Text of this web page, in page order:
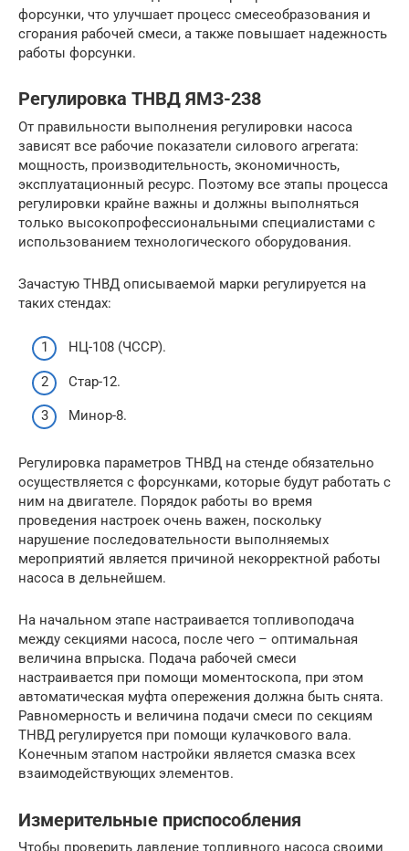
форсунки, что улучшает процесс смесе­образования и
сгорания рабочей смеси, а также повышает надежность
работы форсунки.
Регулировка ТНВД ЯМЗ-238
От правильности выполнения регулировки насоса
зависят все рабочие показатели силового агрегата:
мощность, производительность, экономичность,
эксплуатационный ресурс. Поэтому все этапы процесса
регулировки крайне важны и должны выполняться
только высокопрофессиональными специалистами с
использованием технологического оборудования.
Зачастую ТНВД описываемой марки регулируется на
таких стендах:
НЦ-108 (ЧССР).
Стар-12.
Минор-8.
Регулировка параметров ТНВД на стенде обязательно
осуществляется с форсунками, которые будут работать с
ним на двигателе. Порядок работы во время
проведения настроек очень важен, поскольку
нарушение последовательности выполняемых
мероприятий является причиной некорректной работы
насоса в дельнейшем.
На начальном этапе настраивается топливоподача
между секциями насоса, после чего – оптимальная
величина впрыска. Подача рабочей смеси
настраивается при помощи моментоскопа, при этом
автоматическая муфта опережения должна быть снята.
Равномерность и величина подачи смеси по секциям
ТНВД регулируется при помощи кулачкового вала.
Конечным этапом настройки является смазка всех
взаимодействующих элементов.
Измерительные приспособления
Чтобы проверить давление топливного насоса своими